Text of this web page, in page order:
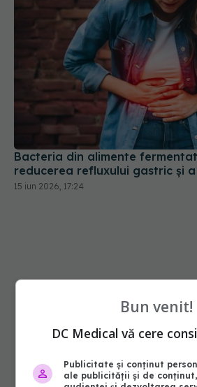
Bacteria din alimente
reducerea refluxului gastric și
15 iun 2026, 17:24
Bun venit!
DC Medical vă cere
Publicitate și conținut
ale publicității și de